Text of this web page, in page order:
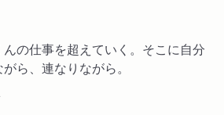
の仕事を超えていく。そこに自分
ら、連なりながら。